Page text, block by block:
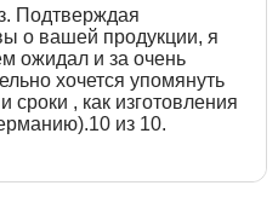
Подтверждая
о вашей продукции, я
ожидал и за очень
хочется упомянуть
сроки , как изготовления
из 10.